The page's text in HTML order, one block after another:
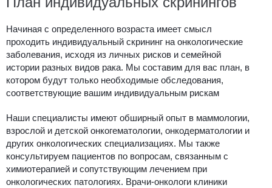
Начиная с определенного возраста имеет смысл
проходить индивидуальный скрининг на онкологические
заболевания, исходя из личных рисков и семейной
истории разных видов рака. Мы составим для вас план, в
котором будут только необходимые обследования,
соответствующие вашим индивидуальным рискам
Наши специалисты имеют обширный опыт в маммологии,
взрослой и детской онкогематологии, онкодерматологии и
других онкологических специализациях. Мы также
консультируем пациентов по вопросам, связанным с
химиотерапией и сопутствующим лечением при
онкологических патологиях. Врачи-онкологи клиники